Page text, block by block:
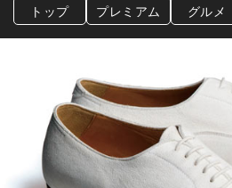
トップ プレミアム グルメ